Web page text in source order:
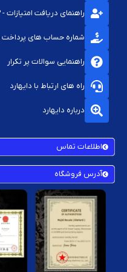
رابط‌های HDMI
DVI.
رابط‌های تبدیل صدا و تصویر
به USB که کاربردهای زیادی در اتصال دستگاه‌های صوتی و تصویری دارند.
4. نکات مهم در انتخاب کابل، سیم و رابط
انتخاب کابل، سیم و رابط مناسب
کیفیت و جنس کابل
آن‌ها دارد. کابل‌های با روکش
دارند.
طول کابل : در هنگام خرید کابل
ممکن است برای برخی از دستگاه‌ها
داشته باشید.
پشتیبانی از سرعت و کیفیت بالا:
برند و گارانتی: همیشه از برندهای
راهنمای دریافت امتیازات - VIP
شماره حساب های پرداخت
راهنمایی سوالات پر تکرار
راه های ارتباط با دایهارد
درباره دایهارد
اطلاعات تماس
آدرس فروشگاه